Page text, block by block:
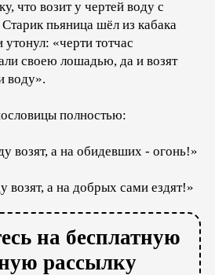
что возит у чертей воду с
пьяница шёл из кабака
«черти тотчас
своею лошадью, да и возят
воду».
полностью:
возят, а на обидевших - огонь!»
а на добрых сами ездят!»
на бесплатную
рассылку